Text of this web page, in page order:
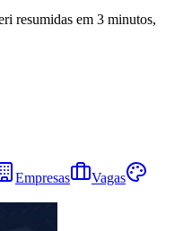
resumidas em 3 minutos,
Empresas
Vagas